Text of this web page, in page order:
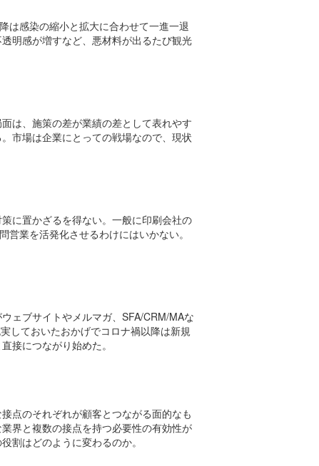
は感染の縮小と拡大に合わせて一進一退
明感が増すなど、悪材料が出るたび観光
は、施策の差が業績の差として表れやす
市場は企業にとっての戦場なので、現状
に置かざるを得ない。一般に印刷会社の
業を活発化させるわけにはいかない。
ェブサイトやメルマガ、SFA/CRM/MAな
しておいたおかげでコロナ禍以降は新規
接につながり始めた。
点のそれぞれが顧客とつながる面的なも
界と複数の接点を持つ必要性の有効性が
割はどのように変わるのか。